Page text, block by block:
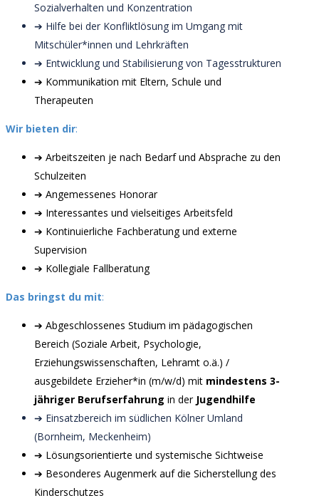
Sozialverhalten und Konzentration
➔ Hilfe bei der Konfliktlösung im Umgang mit
Mitschüler*innen und Lehrkräften
➔ Entwicklung und Stabilisierung von Tagesstrukturen
➔ Kommunikation mit Eltern, Schule und
Therapeuten
Wir bieten dir:
➔ Arbeitszeiten je nach Bedarf und Absprache zu den
Schulzeiten
➔ Angemessenes Honorar
➔ Interessantes und vielseitiges Arbeitsfeld
➔ Kontinuierliche Fachberatung und externe
Supervision
➔ Kollegiale Fallberatung
Das bringst du mit:
➔ Abgeschlossenes Studium im pädagogischen
Bereich (Soziale Arbeit, Psychologie,
Erziehungswissenschaften, Lehramt o.ä.) /
ausgebildete Erzieher*in (m/w/d) mit mindestens 3-
jähriger Berufserfahrung in der Jugendhilfe
➔ Einsatzbereich im südlichen Kölner Umland
(Bornheim, Meckenheim)
➔ Lösungsorientierte und systemische Sichtweise
➔ Besonderes Augenmerk auf die Sicherstellung des
Kinderschutzes